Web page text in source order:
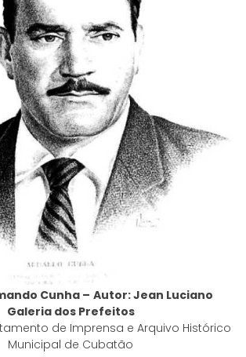
Cunha – Autor: Jean Luciano
Galeria dos Prefeitos
de Imprensa e Arquivo Histórico
Municipal de Cubatão